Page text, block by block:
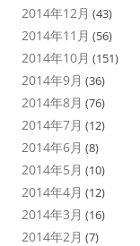
2014年12月 (43)
2014年11月 (56)
2014年10月 (151)
2014年9月 (36)
2014年8月 (76)
2014年7月 (12)
2014年6月 (8)
2014年5月 (10)
2014年4月 (12)
2014年3月 (16)
2014年2月 (7)